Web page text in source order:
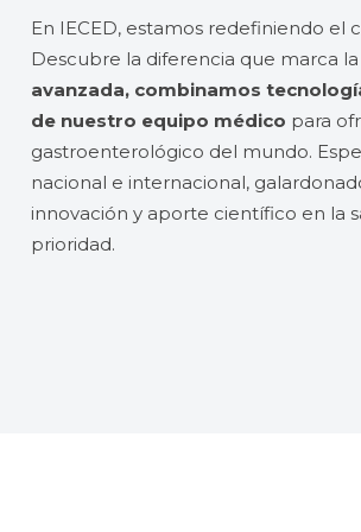
En IECED, estamos redefiniendo el
Descubre la diferencia que marca
avanzada, combinamos
de nuestro equipo médico para
gastroenterológico del mundo.
nacional e internacional,
innovación y aporte científico en la
prioridad.